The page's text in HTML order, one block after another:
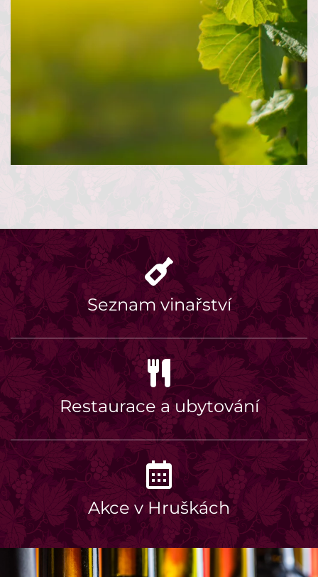
Seznam vinařství
Restaurace a ubytování
Akce v Hruškách